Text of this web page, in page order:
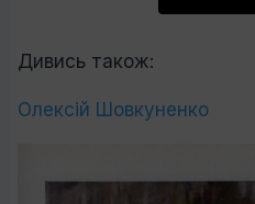
Дивись також:
Олексій Шовкуненко